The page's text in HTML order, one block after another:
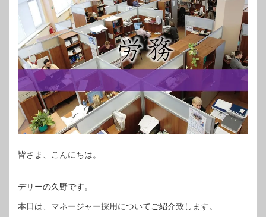
皆さま、こんにちは。
デリーの久野です。
本日は、マネージャー採用についてご紹介致します。